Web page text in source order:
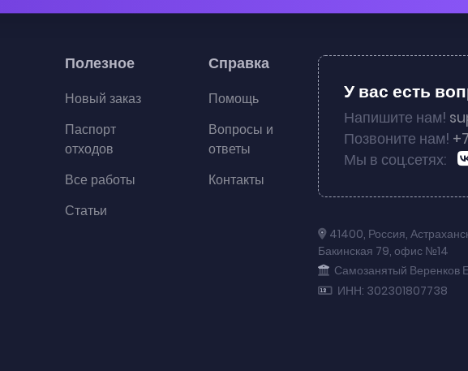
Полезное
Новый заказ
Паспорт
отходов
Все работы
Статьи
Справка
Помощь
Вопросы и
ответы
Контакты
У вас есть
Напишите нам!
Позвоните нам!
Мы в соц.сетях:
41400, Россия,
Бакинская 79, офис №14
Самозанятый Веренков
ИНН: 302301807738